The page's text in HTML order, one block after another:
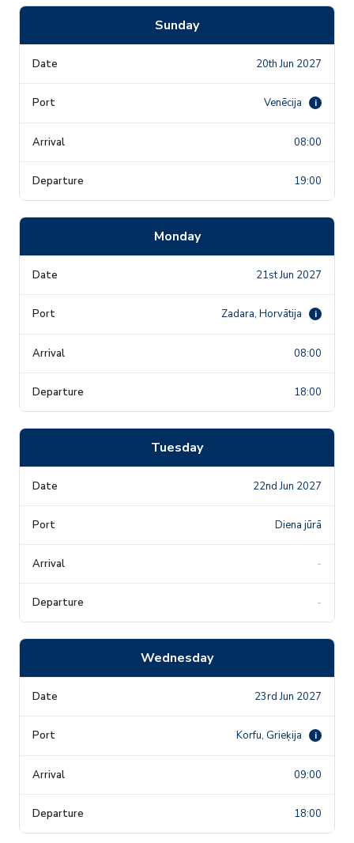
Sunday
20th Jun 2027
Venēcija i
08:00
19:00
Monday
21st Jun 2027
Zadara, Horvātija i
08:00
18:00
Tuesday
22nd Jun 2027
Diena jūrā
-
-
Wednesday
23rd Jun 2027
Korfu, Grieķija i
09:00
18:00